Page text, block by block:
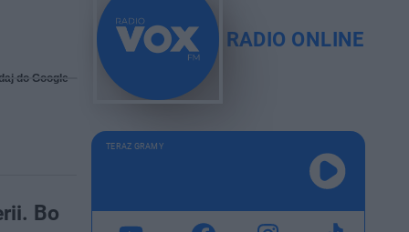
do Google
Bo
RADIO ONLINE
TERAZ GRAMY